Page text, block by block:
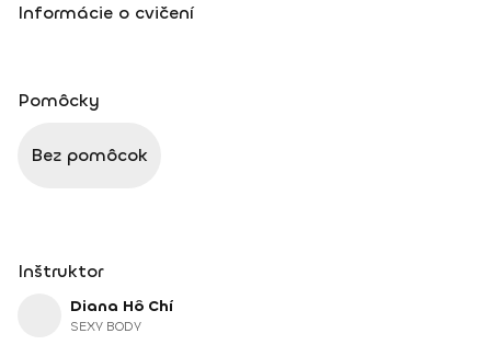
Informácie o cvičení
Pomôcky
Bez pomôcok
Inštruktor
Diana Hô Chí
SEXY BODY